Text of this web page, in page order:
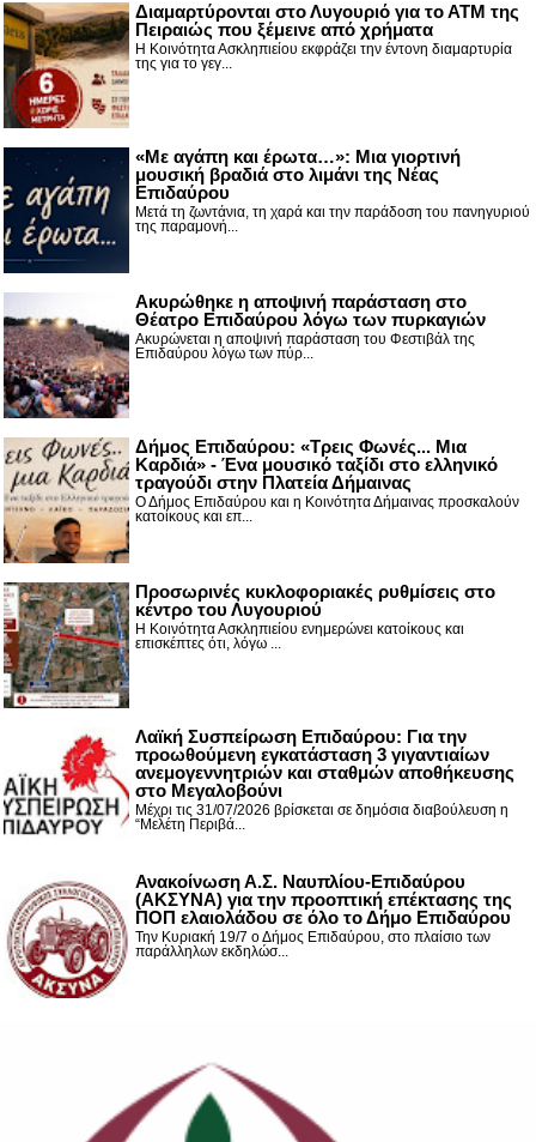
Διαμαρτύρονται στο Λυγουριό για το ΑΤΜ της
Πειραιώς που ξέμεινε από χρήματα
Η Κοινότητα Ασκληπιείου εκφράζει την έντονη διαμαρτυρία
της για το γεγ...
«Με αγάπη και έρωτα…»: Μια γιορτινή
μουσική βραδιά στο λιμάνι της Νέας
Επιδαύρου
Μετά τη ζωντάνια, τη χαρά και την παράδοση του πανηγυριού
της παραμονή...
Ακυρώθηκε η αποψινή παράσταση στο
Θέατρο Επιδαύρου λόγω των πυρκαγιών
Ακυρώνεται η αποψινή παράσταση του Φεστιβάλ της
Επιδαύρου λόγω των πύρ...
Δήμος Επιδαύρου: «Τρεις Φωνές... Μια
Καρδιά» - Ένα μουσικό ταξίδι στο ελληνικό
τραγούδι στην Πλατεία Δήμαινας
Ο Δήμος Επιδαύρου και η Κοινότητα Δήμαινας προσκαλούν
κατοίκους και επ...
Προσωρινές κυκλοφοριακές ρυθμίσεις στο
κέντρο του Λυγουριού
Η Κοινότητα Ασκληπιείου ενημερώνει κατοίκους και
επισκέπτες ότι, λόγω ...
Λαϊκή Συσπείρωση Επιδαύρου: Για την
προωθούμενη εγκατάσταση 3 γιγαντιαίων
ανεμογεννητριών και σταθμών αποθήκευσης
στο Μεγαλοβούνι
Μέχρι τις 31/07/2026 βρίσκεται σε δημόσια διαβούλευση η
“Μελέτη Περιβά...
Ανακοίνωση Α.Σ. Ναυπλίου-Επιδαύρου
(ΑΚΣΥΝΑ) για την προοπτική επέκτασης της
ΠΟΠ ελαιολάδου σε όλο το Δήμο Επιδαύρου
Την Κυριακή 19/7 ο Δήμος Επιδαύρου, στο πλαίσιο των
παράλληλων εκδηλώσ...